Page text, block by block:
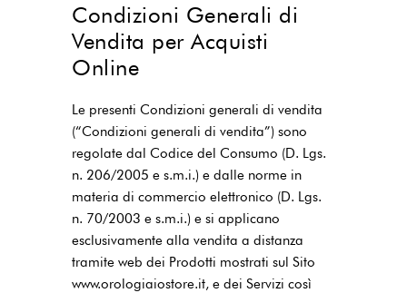
Condizioni Generali di
Vendita per Acquisti
Online
Le presenti Condizioni generali di vendita
(“Condizioni generali di vendita”) sono
regolate dal Codice del Consumo (D. Lgs.
n. 206/2005 e s.m.i.) e dalle norme in
materia di commercio elettronico (D. Lgs.
n. 70/2003 e s.m.i.) e si applicano
esclusivamente alla vendita a distanza
tramite web dei Prodotti mostrati sul Sito
www.orologiaiostore.it, e dei Servizi così